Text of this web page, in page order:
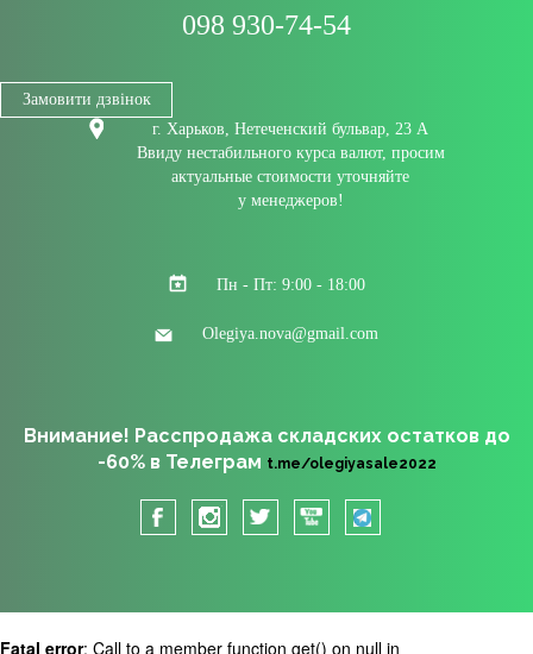
098 930-74-54
Замовити дзвінок
г. Харьков, Нетеченский бульвар, 23 А
Ввиду нестабильного курса валют, просим
актуальные стоимости уточняйте
у менеджеров!
Пн - Пт: 9:00 - 18:00
Olegiya.nova@gmail.com
Внимание! Расспродажа складских остатков до
-60% в Телеграм t.me/olegiyasale2022
Fatal error: Call to a member function get() on null in